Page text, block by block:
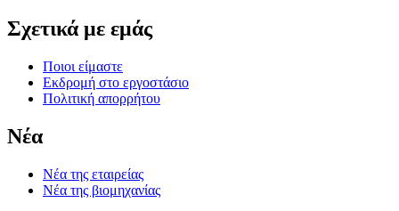
Σχετικά με εμάς
Ποιοι είμαστε
Εκδρομή στο εργοστάσιο
Πολιτική απορρήτου
Νέα
Νέα της εταιρείας
Νέα της βιομηχανίας